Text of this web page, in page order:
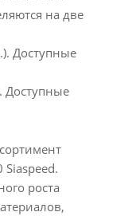
на две
Доступные
Доступные
роста